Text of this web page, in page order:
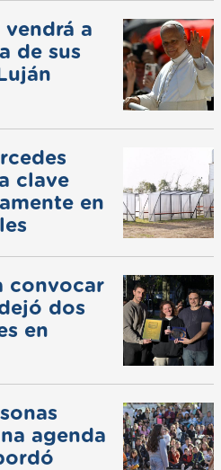
vendrá a
de sus
clave
en
convocar
dos
en
agenda